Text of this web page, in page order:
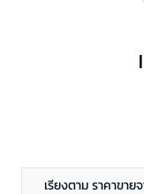
เรียงตาม ราคาขา